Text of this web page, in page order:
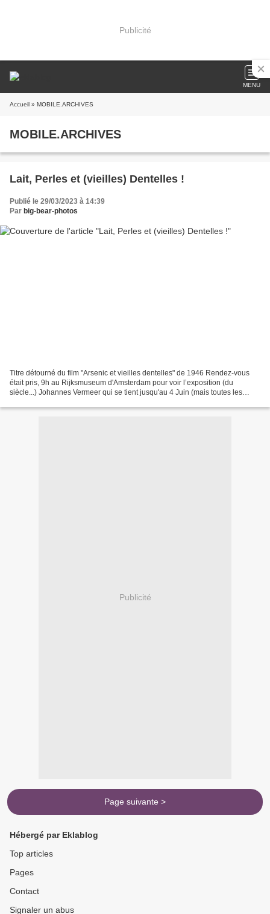
Publicité
MENU
Accueil » MOBILE.ARCHIVES
MOBILE.ARCHIVES
Lait, Perles et (vieilles) Dentelles !
Publié le 29/03/2023 à 14:39
Par big-bear-photos
Titre détourné du film "Arsenic et vieilles dentelles" de 1946 Rendez-vous
était pris, 9h au Rijksmuseum d'Amsterdam pour voir l’exposition (du
siècle...) Johannes Vermeer qui se tient jusqu'au 4 Juin (mais toutes les
Publicité
Page suivante >
Hébergé par Eklablog
Top articles
Pages
Contact
Signaler un abus